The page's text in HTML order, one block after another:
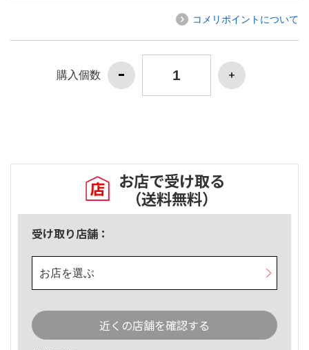
コメリポイントについて
購入個数
お店で受け取る
（送料無料）
受け取り店舗：
お店を選ぶ
近くの店舗を確認する